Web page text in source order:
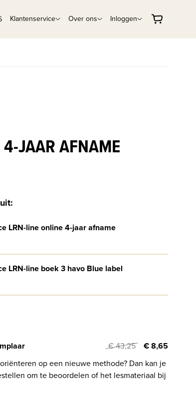
Klantenservice Over ons Inloggen
JAAR AFNAME
LRN-line online 4-jaar afname
LRN-line boek 3 havo Blue label
€ 43,25
€ 8,65
op een nieuwe methode? Dan kan je
om te beoordelen of het lesmateriaal bij